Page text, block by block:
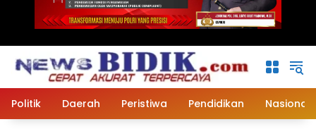
Politik Daerah Peristiwa Pendidikan Nasional